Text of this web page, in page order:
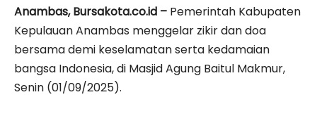
Anambas, Bursakota.co.id – Pemerintah Kabupaten
Kepulauan Anambas menggelar zikir dan doa
bersama demi keselamatan serta kedamaian
bangsa Indonesia, di Masjid Agung Baitul Makmur,
Senin (01/09/2025).